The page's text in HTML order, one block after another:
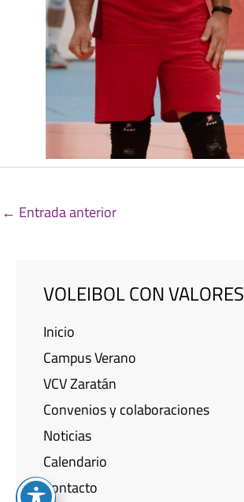
← Entrada anterior
VOLEIBOL CON VALORES
Inicio
Campus Verano
VCV Zaratán
Convenios y colaboraciones
Noticias
Calendario
Contacto